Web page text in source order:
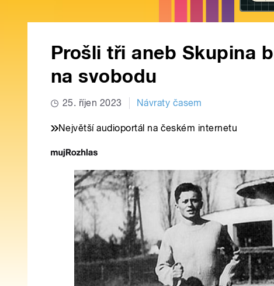
Prošli tři aneb Skupina
na svobodu
25. říjen 2023 Návraty časem
Největší audioportál na českém internetu